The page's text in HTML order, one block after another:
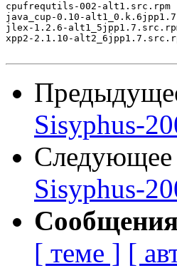
cpufrequtils-002-alt1.src.rpm
java_cup-0.10-
jlex-1.2.6-
xpp2-2.1.10-
Sisyphus-
Sisyphus-
[ теме ] [